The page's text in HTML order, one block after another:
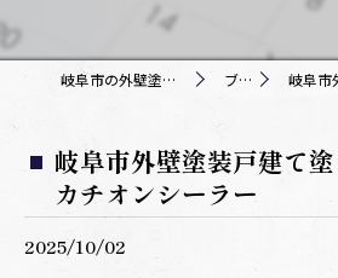
岐阜市の外壁塗装専門店Plus-A ブログ 岐阜市外壁
岐阜市外壁塗装戸建て
カチオンシーラー
2025/10/02